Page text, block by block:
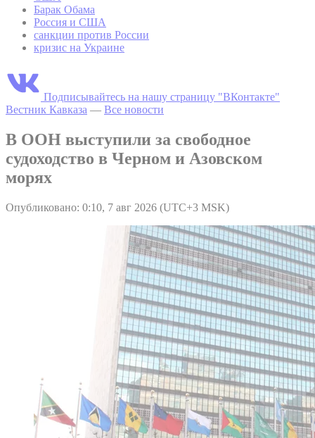
Барак Обама
Россия и США
санкции против России
кризис на Украине
Подписывайтесь на нашу страницу "ВКонтакте"
Вестник Кавказа — Все новости
В ООН выступили за свободное
судоходство в Черном и Азовском
морях
Опубликовано: 0:10, 7 авг 2026 (UTC+3 MSK)